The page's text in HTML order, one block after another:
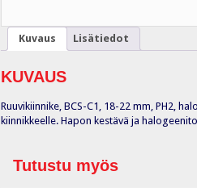
Kuvaus Lisätiedot
KUVAUS
Ruuvikiinnike, BCS-C1, 18-22 mm, PH2,
kiinnikkeelle. Hapon kestävä ja
Tutustu myös